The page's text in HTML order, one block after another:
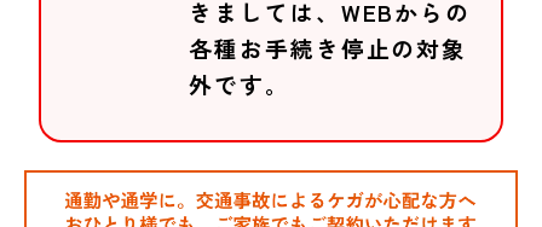
きましては、WEBからの
各種お手続き停止の対象
外です。